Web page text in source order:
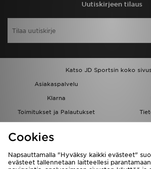
Uutiskirjeen tilaus
Katso JD Sportsin koko
Asiakaspalvelu
Klarna
Toimitukset ja Palautukset
Löydä myymälä
Kumppanuusohjelma
Minun viestini
Asiakaspalvelu ja tietoa
Cookies
Napsauttamalla "Hyväksy kaikki evästeet"
evästeet tallennetaan laitteellesi